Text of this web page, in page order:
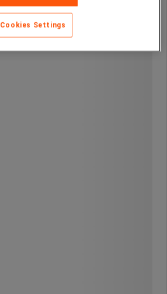
Vaskemiddel Via Professional Plus,
Kulør bevarer farverne på dit tøj og
Cookies Settings